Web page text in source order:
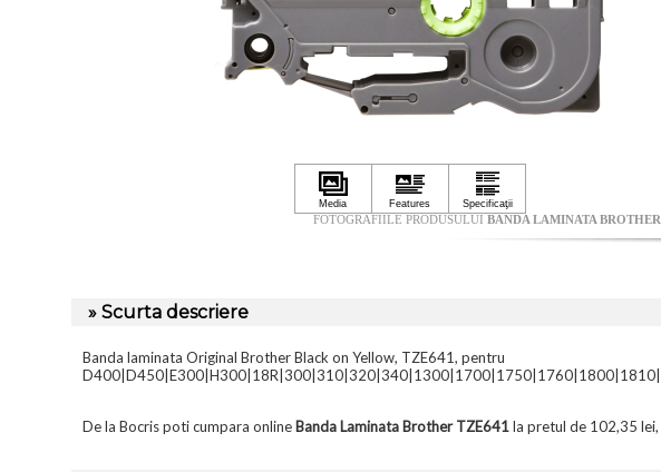
FOTOGRAFIILE PRODUSULUI BANDA LAMINATA
» Scurta descriere
Banda laminata Original Brother Black on Yellow, TZE641, pentru
De la Bocris poti cumpara online Banda Laminata Brother TZE641la pretul de 102,35